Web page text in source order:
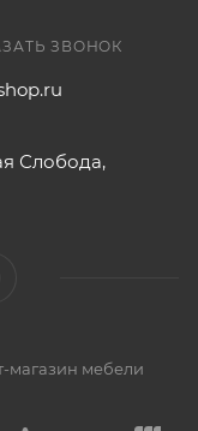
ЗВОНОК
Слобода,
магазин мебели